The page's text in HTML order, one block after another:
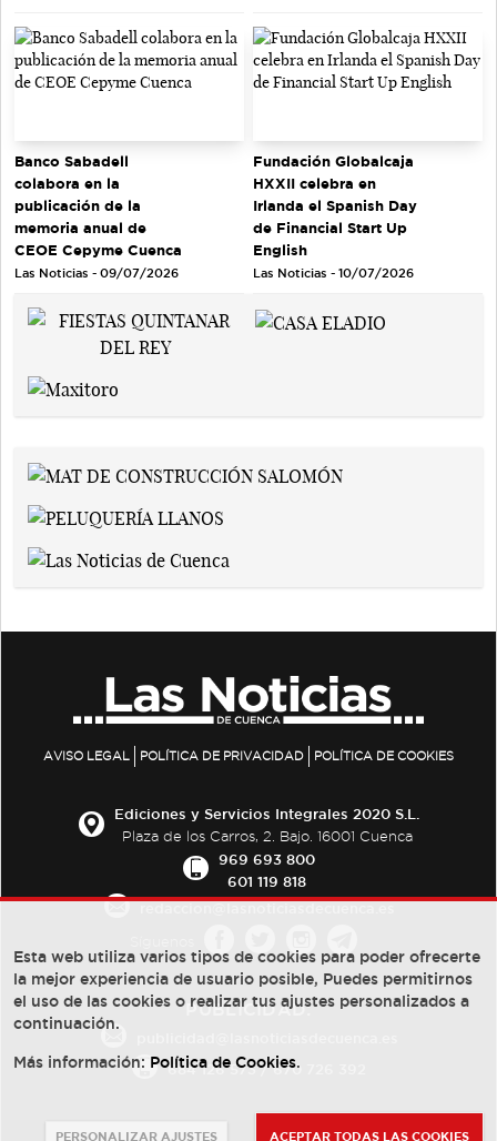
Banco Sabadell
colabora en la
publicación de la
memoria anual de
CEOE Cepyme Cuenca
Las Noticias - 09/07/2026
Fundación Globalcaja
HXXII celebra en
Irlanda el Spanish Day
de Financial Start Up
English
Las Noticias - 10/07/2026
AVISO LEGAL POLÍTICA DE PRIVACIDAD POLÍTICA DE COOKIES
Ediciones y Servicios Integrales 2020 S.L.
Plaza de los Carros, 2. Bajo. 16001 Cuenca
969 693 800
601 119 818
PUBLICIDAD:
684 126 573/670 726 392
Esta web utiliza varios tipos de cookies para poder ofrecerte
la mejor experiencia de usuario posible, Puedes permitirnos
el uso de las cookies o realizar tus ajustes personalizados a
continuación.
Más información: Política de Cookies.
PERSONALIZAR AJUSTES ACEPTAR TODAS LAS COOKIES